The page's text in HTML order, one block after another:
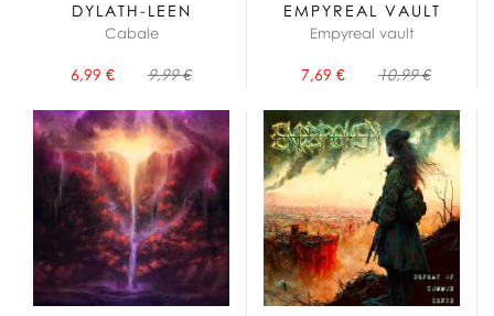
DYLATH-LEEN
Cabale
6,99 € 9,99 €
EMPYREAL VAULT
Empyreal vault
7,69 € 10,99 €